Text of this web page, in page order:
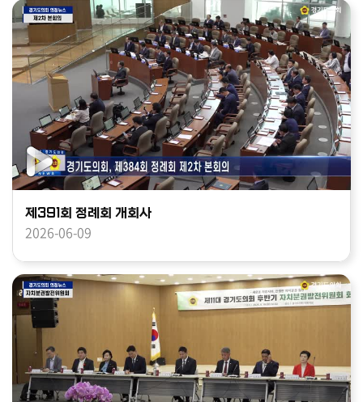
제391회 정례회 개회사
2026-06-09